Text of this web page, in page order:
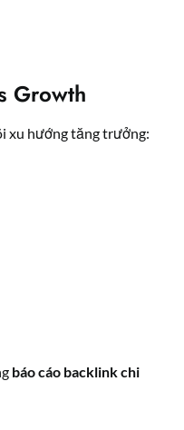
Growth
xu hướng tăng trưởng:
báo cáo backlink chi